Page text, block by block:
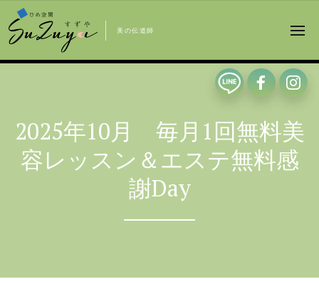
美の伝道師
2025年10月 毎月1回無料美
容レッスン＆エステ無料感
謝Day